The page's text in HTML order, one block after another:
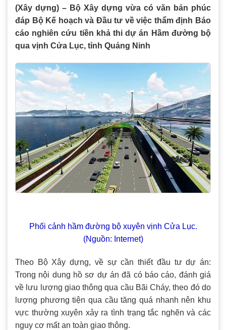
(Xây dựng) – Bộ Xây dựng vừa có văn bản phúc
đáp Bộ Kế hoạch và Đầu tư về việc thẩm định Báo
cáo nghiên cứu tiền khả thi dự án Hầm đường bộ
qua vịnh Cửa Lục, tỉnh Quảng Ninh
Phối cảnh hầm đường bộ xuyên vịnh Cửa Lục.
(Nguồn: Internet)
Theo Bộ Xây dựng, về sự cần thiết đầu tư dự án:
Trong nội dung hồ sơ dự án đã có báo cáo, đánh giá
về lưu lượng giao thông qua cầu Bãi Cháy, theo đó do
lượng phương tiện qua cầu tăng quá nhanh nên khu
vực thường xuyên xảy ra tình trạng tắc nghẽn và các
nguy cơ mất an toàn giao thông.